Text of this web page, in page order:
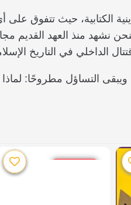
حيث تتفوق على
نشهد منذ العهد القديم
الداخلي في التاريخ
التساؤل مطروحًا: